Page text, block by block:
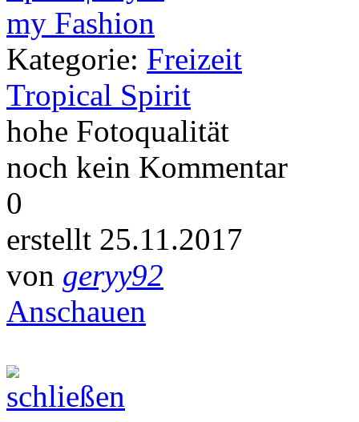
Kategorie: Freizeit
Tropical Spirit
hohe Fotoqualität
noch kein Kommentar
0
erstellt 25.11.2017
von geryy92
Anschauen